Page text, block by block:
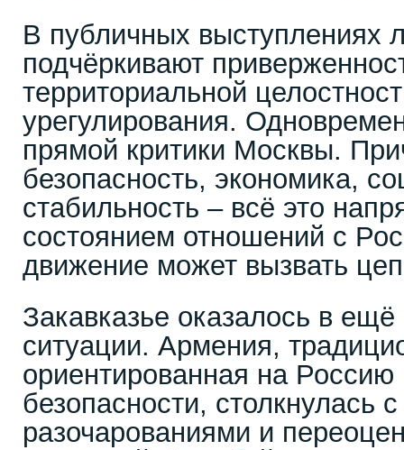
В публичных выступлениях
подчёркивают
территориальной
урегулирования.
прямой критики Москвы.
безопасность, экономика,
стабильность – всё это
состоянием отношений с
движение может вызвать
Закавказье оказалось в
ситуации. Армения,
ориентированная на
безопасности, столкнулась
разочарованиями и